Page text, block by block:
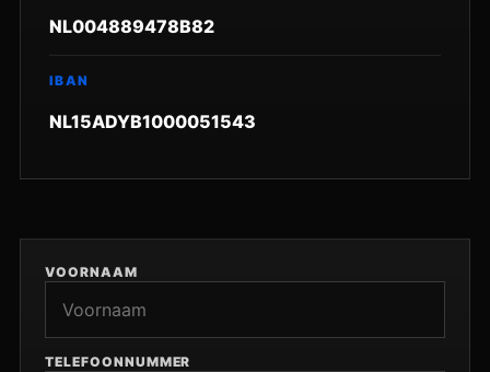
NL004889478B82
IBAN
NL15ADYB1000051543
VOORNAAM
TELEFOONNUMMER